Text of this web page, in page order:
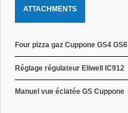
ATTACHMENTS
Four pizza gaz Cuppone GS4 GS6
Réglage régulateur Eliwell IC912
Manuel vue éclatée GS Cuppone